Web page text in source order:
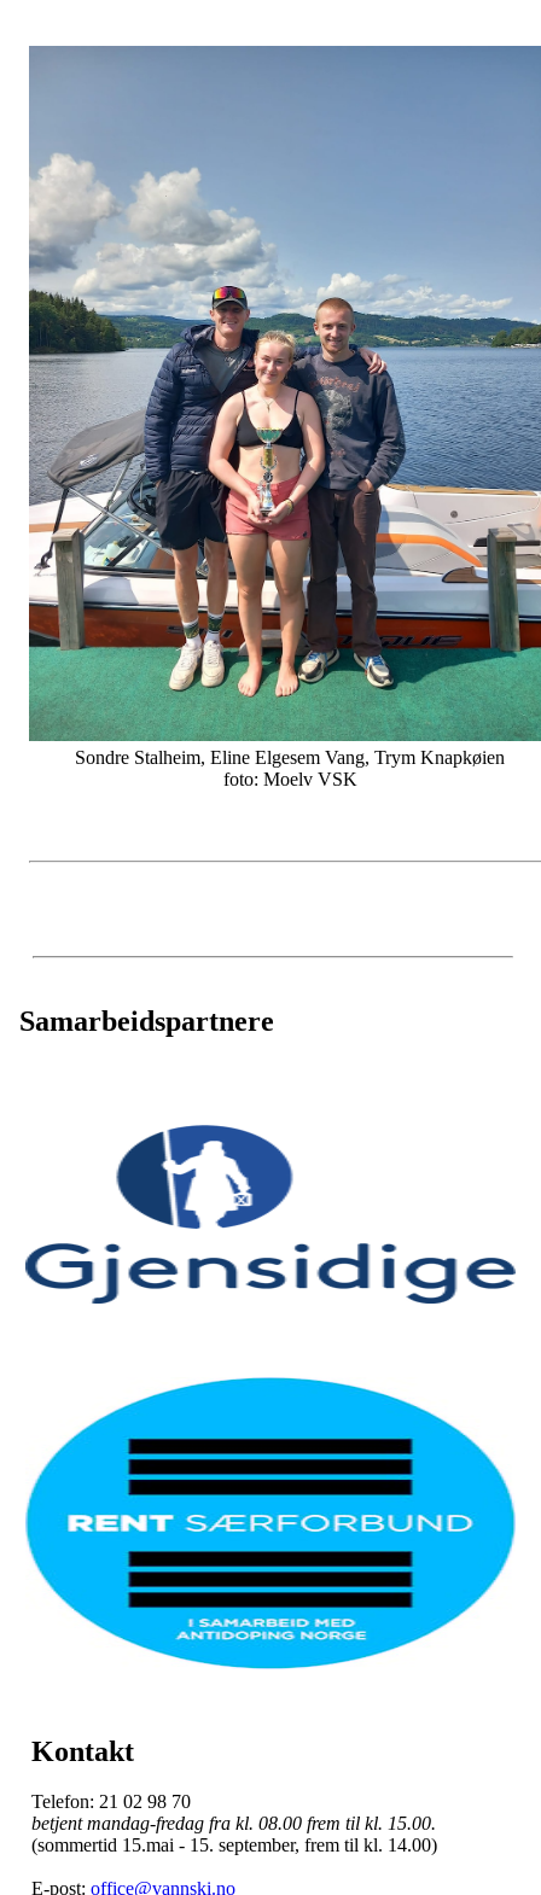
Sondre Stalheim, Eline Elgesem Vang, Trym Knapkøien
foto: Moelv VSK
Samarbeidspartnere
Kontakt
Telefon: 21 02 98 70
betjent mandag-fredag fra kl. 08.00 frem til kl. 15.00.
(sommertid 15.mai - 15. september, frem til kl. 14.00)
E-post: office@vannski.no